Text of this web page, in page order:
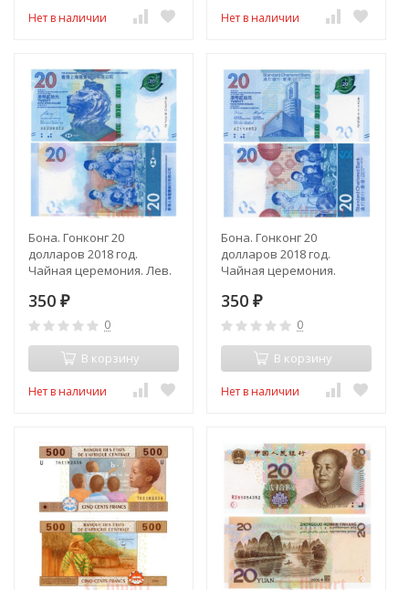
Нет в наличии Нет в наличии
Бона. Гонконг 20
долларов 2018 год.
Чайная церемония. Лев.
350 ₽
0
В корзину
Нет в наличии
Бона. Гонконг 20
долларов 2018 год.
Чайная церемония.
350 ₽
0
В корзину
Нет в наличии